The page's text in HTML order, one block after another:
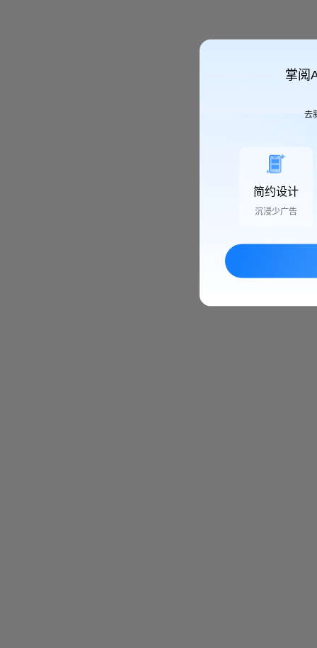
掌阅
去
简约设计
沉浸少广告